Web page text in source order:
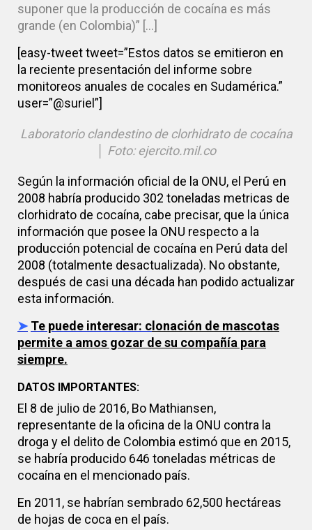
suponer que la producción de cocaína es más
grande (en Colombia)” […]
[easy-tweet tweet=”Estos datos se emitieron en
la reciente presentación del informe sobre
monitoreos anuales de cocales en Sudamérica.”
user=”@suriel”]
Laboratorio clandestino de clorhidrato de cocaína
│ Foto: ejercito.mil.co
Según la información oficial de la ONU, el Perú en
2008 habría producido 302 toneladas metricas de
clorhidrato de cocaína, cabe precisar, que la única
información que posee la ONU respecto a la
producción potencial de cocaína en Perú data del
2008 (totalmente desactualizada). No obstante,
después de casi una década han podido actualizar
esta información.
➤ Te puede interesar: c lonación de mascotas
permite a amos gozar de su compañía para
siempre.
DATOS IMPORTANTES:
El 8 de julio de 2016, Bo Mathiansen,
representante de la oficina de la ONU contra la
droga y el delito de Colombia estimó que en 2015,
se habría producido 646 toneladas métricas de
cocaína en el mencionado país.
En 2011, se habrían sembrado 62,500 hectáreas
de hojas de coca en el país.